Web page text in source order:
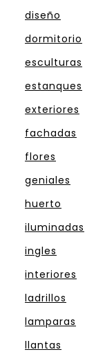
diseño
dormitorio
esculturas
estanques
exteriores
fachadas
flores
geniales
huerto
iluminadas
ingles
interiores
ladrillos
lamparas
llantas